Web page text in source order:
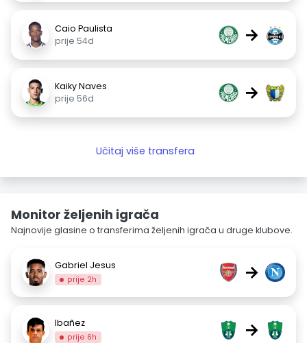
Caio Paulista
prije 54d
→
Kaiky Naves
prije 56d
→
Učitaj više transfera
Monitor željenih igrača
Najnovije glasine o transferima željenih igrača u druge klubove.
Gabriel Jesus
prije 2h →
Ibañez
prije 6h →